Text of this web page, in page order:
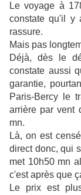
Le voyage à
constate qu'il y
rassure.
Mais pas
Déjà, dès le
constate aussi
garantie,
Paris-Bercy le
arrière par vent
mn.
Là, on est
direct donc, qui
met 10h50 mn
c'est après que
Le prix est